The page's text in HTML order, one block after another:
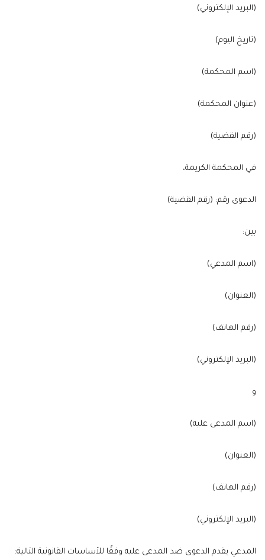
(البريد الإلكتروني)
(تاريخ اليوم)
(اسم المحكمة)
(عنوان المحكمة)
(رقم القضية)
في المحكمة الكريمة،
الدعوى رقم: (رقم القضية)
بين:
(اسم المدعي)
(العنوان)
(رقم الهاتف)
(البريد الإلكتروني)
و
(اسم المدعى عليه)
(العنوان)
(رقم الهاتف)
(البريد الإلكتروني)
المدعي يقدم الدعوى ضد المدعى عليه وفقًا للأساسات القانونية التالية: